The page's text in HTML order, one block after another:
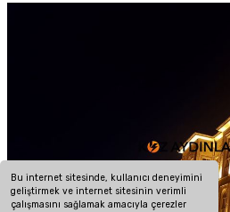
Bu internet sitesinde, kullanıcı deneyimini
geliştirmek ve internet sitesinin verimli
çalışmasını sağlamak amacıyla çerezler